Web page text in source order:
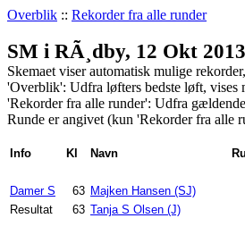
Overblik :: Rekorder fra alle runder
SM i RÃ¸dby, 12 Okt 2013
Skemaet viser automatisk mulige
'Overblik': Udfra løfters bedste løft, vises
'Rekorder fra alle runder': Udfra
Runde er angivet (kun 'Rekorder fra alle
Info Kl Navn
Damer S 63 Majken Hansen (SJ)
Resultat
63 Tanja S Olsen (J)